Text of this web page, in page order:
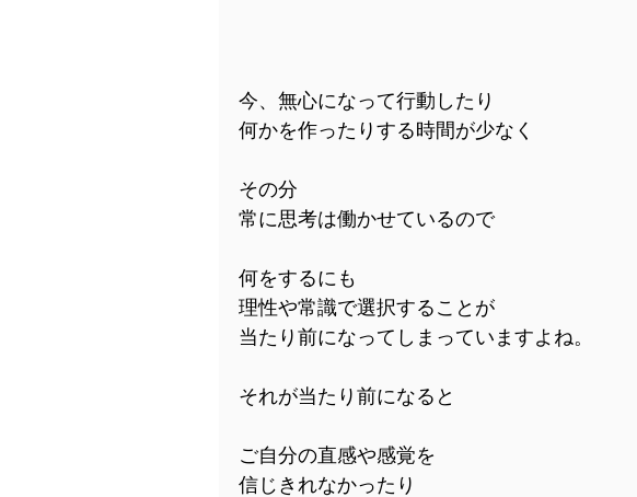
今、無心になって行動したり
何かを作ったりする時間が少なく
その分
常に思考は働かせているので
何をするにも
理性や常識で選択することが
当たり前になってしまっていますよね。
それが当たり前になると
ご自分の直感や感覚を
信じきれなかったり